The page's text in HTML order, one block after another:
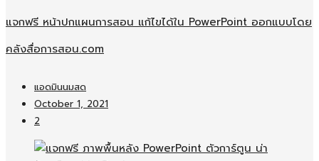
แจกฟรี หน้าปกแผนการสอน แก้ไขได้ใน PowerPoint ออกแบบโดย
คลังสื่อการสอน.com
แอดมินนมสด
October 1, 2021
2